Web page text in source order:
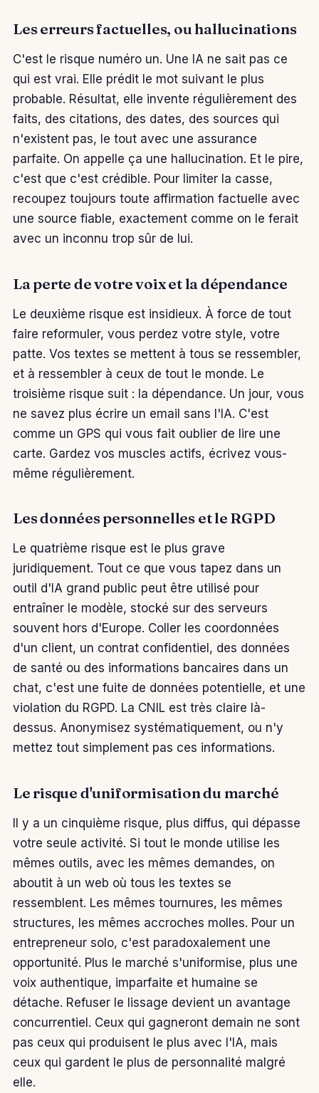
Les erreurs factuelles, ou hallucinations
C'est le risque numéro un. Une IA ne sait pas ce
qui est vrai. Elle prédit le mot suivant le plus
probable. Résultat, elle invente régulièrement des
faits, des citations, des dates, des sources qui
n'existent pas, le tout avec une assurance
parfaite. On appelle ça une hallucination. Et le pire,
c'est que c'est crédible. Pour limiter la casse,
recoupez toujours toute affirmation factuelle avec
une source fiable, exactement comme on le ferait
avec un inconnu trop sûr de lui.
La perte de votre voix et la dépendance
Le deuxième risque est insidieux. À force de tout
faire reformuler, vous perdez votre style, votre
patte. Vos textes se mettent à tous se ressembler,
et à ressembler à ceux de tout le monde. Le
troisième risque suit : la dépendance. Un jour, vous
ne savez plus écrire un email sans l'IA. C'est
comme un GPS qui vous fait oublier de lire une
carte. Gardez vos muscles actifs, écrivez vous-
même régulièrement.
Les données personnelles et le RGPD
Le quatrième risque est le plus grave
juridiquement. Tout ce que vous tapez dans un
outil d'IA grand public peut être utilisé pour
entraîner le modèle, stocké sur des serveurs
souvent hors d'Europe. Coller les coordonnées
d'un client, un contrat confidentiel, des données
de santé ou des informations bancaires dans un
chat, c'est une fuite de données potentielle, et une
violation du RGPD. La CNIL est très claire là-
dessus. Anonymisez systématiquement, ou n'y
mettez tout simplement pas ces informations.
Le risque d'uniformisation du marché
Il y a un cinquième risque, plus diffus, qui dépasse
votre seule activité. Si tout le monde utilise les
mêmes outils, avec les mêmes demandes, on
aboutit à un web où tous les textes se
ressemblent. Les mêmes tournures, les mêmes
structures, les mêmes accroches molles. Pour un
entrepreneur solo, c'est paradoxalement une
opportunité. Plus le marché s'uniformise, plus une
voix authentique, imparfaite et humaine se
détache. Refuser le lissage devient un avantage
concurrentiel. Ceux qui gagneront demain ne sont
pas ceux qui produisent le plus avec l'IA, mais
ceux qui gardent le plus de personnalité malgré
elle.